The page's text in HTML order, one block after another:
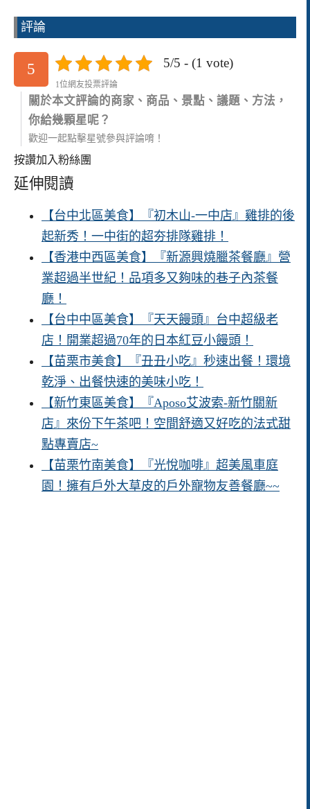
評論
5 5/5 - (1 vote)
1位網友投票評論
關於本文評論的商家、商品、景點、議題、方法，
你給幾顆星呢？
歡迎一起點擊星號參與評論唷！
按讚加入粉絲團
延伸閱讀
【台中北區美食】『初木山-一中店』雞排的後
起新秀！一中街的超夯排隊雞排！
【香港中西區美食】『新源興燒臘茶餐廳』營
業超過半世紀！品項多又夠味的巷子內茶餐
廳！
【台中中區美食】『天天饅頭』台中超級老
店！開業超過70年的日本紅豆小饅頭！
【苗栗市美食】『丑丑小吃』秒速出餐！環境
乾淨、出餐快速的美味小吃！
【新竹東區美食】『Aposo艾波索-新竹關新
店』來份下午茶吧！空間舒適又好吃的法式甜
點專賣店~
【苗栗竹南美食】『光悅咖啡』超美風車庭
園！擁有戶外大草皮的戶外寵物友善餐廳~~